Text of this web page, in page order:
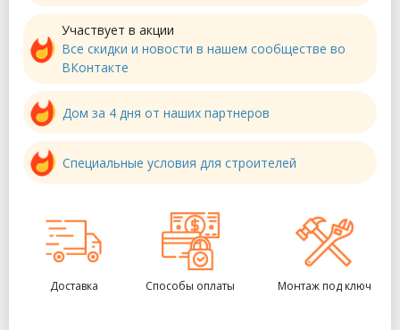
Участвует в акции
Все скидки и новости в нашем сообществе во
ВКонтакте
Дом за 4 дня от наших партнеров
Специальные условия для строителей
Доставка Способы оплаты Монтаж под ключ